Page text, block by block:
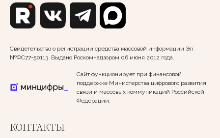
Свидетельство о регистрации средства массовой информации Эл
№ФС77-50113. Выдано Роскомнадзором 06 июня 2012 года.
Сайт функционирует при финансовой
поддержке Министерства цифрового развития,
связи и массовых коммуникаций Российской
Федерации.
КОНТАКТЫ